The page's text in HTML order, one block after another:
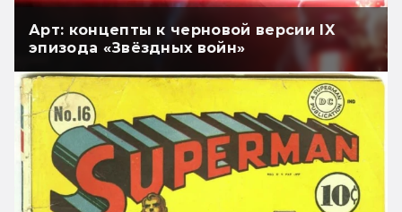
Арт: концепты к черновой версии IX
эпизода «Звёздных войн»